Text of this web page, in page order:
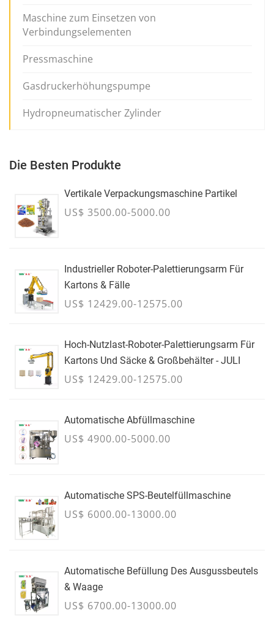
Maschine zum Einsetzen von
Verbindungselementen
Pressmaschine
Gasdruckerhöhungspumpe
Hydropneumatischer Zylinder
Die Besten Produkte
Vertikale Verpackungsmaschine Partikel
US$ 3500.00-5000.00
Industrieller Roboter-Palettierungsarm Für
Kartons & Fälle
US$ 12429.00-12575.00
Hoch-Nutzlast-Roboter-Palettierungsarm Für
Kartons Und Säcke & Großbehälter - JULI
US$ 12429.00-12575.00
Automatische Abfüllmaschine
US$ 4900.00-5000.00
Automatische SPS-Beutelfüllmaschine
US$ 6000.00-13000.00
Automatische Befüllung Des Ausgussbeutels
& Waage
US$ 6700.00-13000.00